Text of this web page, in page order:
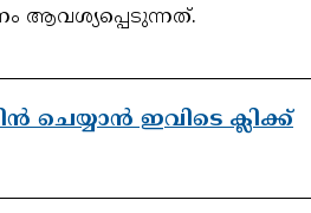
ആവശ്യപ്പെടുന്നത്.
ചെയ്യാൻ ഇവിടെ ക്ലിക്ക്